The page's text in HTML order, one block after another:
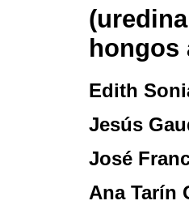
hongos
Edith
Jesús
José
Ana Tarín